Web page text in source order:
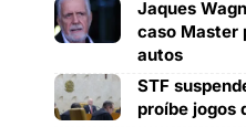
Jaques
caso Master
autos
STF
proíbe jogos